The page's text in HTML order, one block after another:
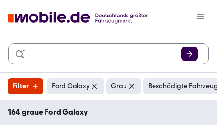
Filter Ford Galaxy Grau Beschädigte
164 graue Ford Galaxy